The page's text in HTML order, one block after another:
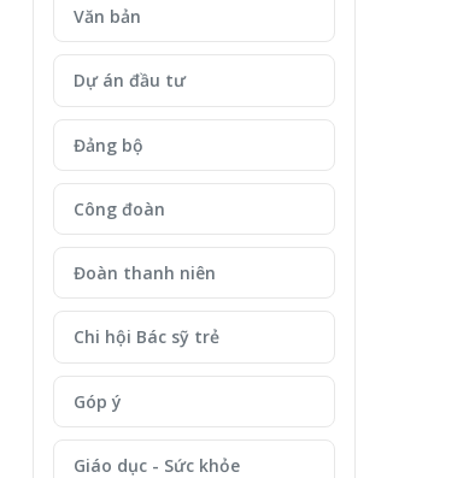
Văn bản
Dự án đầu tư
Đảng bộ
Công đoàn
Đoàn thanh niên
Chi hội Bác sỹ trẻ
Góp ý
Giáo dục - Sức khỏe